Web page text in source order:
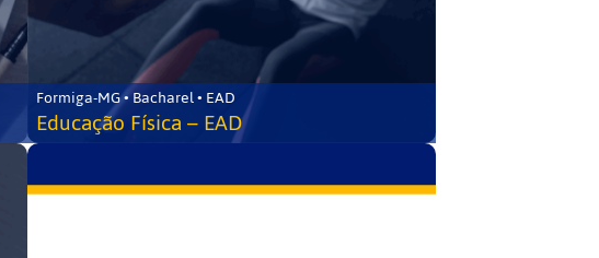
Formiga-MG • Bacharel • EAD
Educação Física – EAD